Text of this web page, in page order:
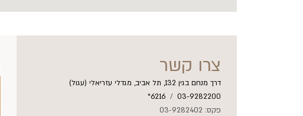
צרו קשר
דרך מנחם בגין 132, תל אביב, מגדלי עזריאלי (עגול)
03-9282200
/
6216*
פקס: 03-9282402